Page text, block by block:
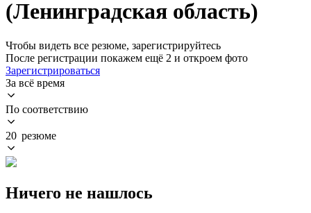
(Ленинградская область)
Чтобы видеть все резюме, зарегистрируйтесь
После регистрации покажем ещё 2 и откроем фото
Зарегистрироваться
За всё время
По соответствию
20 резюме
Ничего не нашлось